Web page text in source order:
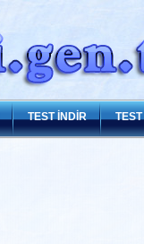
TEST İNDİR